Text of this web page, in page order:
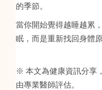
的季節。
當你開始覺得越睡越累
眠，而是重新找回身體
※ 本文為健康資訊分享
由專業醫師評估。